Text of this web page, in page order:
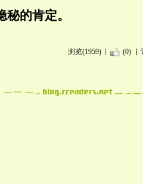
的肯定。
浏览(1959) (0)